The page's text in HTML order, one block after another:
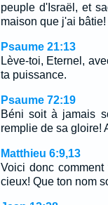
peuple d'Israël, et
maison que j'ai bâtie!
Psaume 21:13
Lève-toi, Eternel,
ta puissance.
Psaume 72:19
Béni soit à jamais
remplie de sa gloire!
Matthieu 6:9,13
Voici donc
cieux! Que ton nom